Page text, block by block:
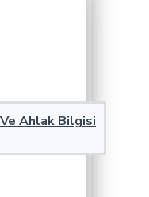
Ahlak Bilgisi